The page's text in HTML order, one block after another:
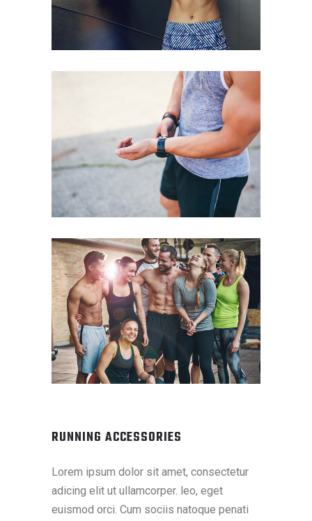
RUNNING ACCESSORIES
Lorem ipsum dolor sit amet, consectetur
adicing elit ut ullamcorper. leo, eget
euismod orci. Cum sociis natoque penati